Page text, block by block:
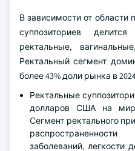
В зависимости от
суппозиториев
ректальные,
Ректальный сегмент
более 43% доли рынка в
Ректальные
долларов США на
Сегмент ректального
распространенности
заболеваний,